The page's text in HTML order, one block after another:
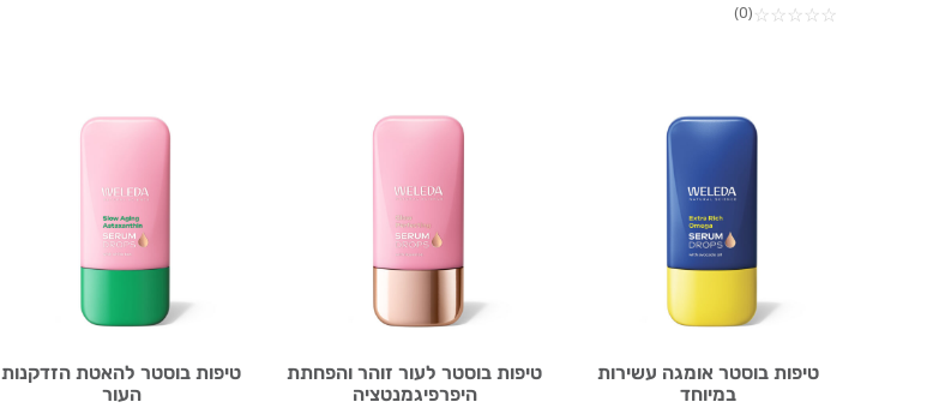
☆
☆
☆
☆
☆
(0)
טיפות בוסטר אומגה עשירות
במיוחד
טיפות בוסטר לעור זוהר והפחתת
היפרפיגמנטציה
טיפות בוסטר להאטת הזדקנות
העור